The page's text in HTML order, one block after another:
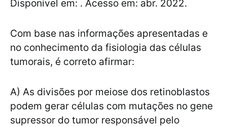
Disponível em: . Acesso em: abr. 2022.
Com base nas informações apresentadas e
no conhecimento da fisiologia das células
tumorais, é correto afirmar:
A) As divisões por meiose dos retinoblastos
podem gerar células com mutações no gene
supressor do tumor responsável pelo